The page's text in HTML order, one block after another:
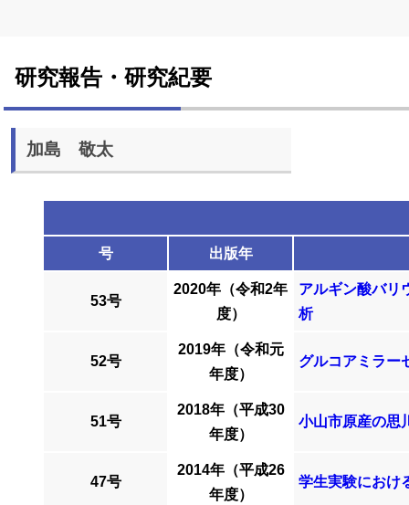
研究報告・研究紀要
加島 敬太
号 出版年
53号
2020年（令和2年
度）
アルギン酸バリ
析
52号
2019年（令和元
年度）
グルコアミラー
51号
2018年（平成30
年度）
小山市原産の思
47号
2014年（平成26
年度）
学生実験におけ